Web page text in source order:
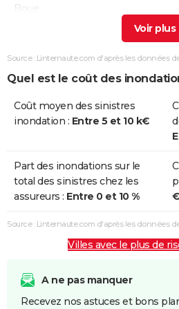
Boue
Mécaniques
des Vagues
28/02/2010
Inondations
et/ou
14/09/2006
Inondations
et/ou
Coulées de
04/08/2004
et/ou
Source : Linternaute.com d'après les données
Quel est le coût des
Coût moyen des sinistres
inondation : Entre 5 et 10 k€
Part des inondations sur le
total des sinistres chez les
assureurs : Entre 0 et 10 %
Source : Linternaute.com d'après les données
Villes avec le plus de
A ne pas manquer
Recevez nos astuces et bons